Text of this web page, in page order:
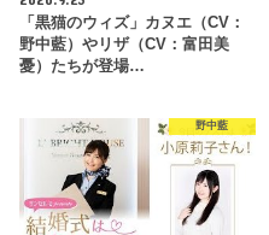
「黒猫のウィズ」カヌエ（CV：
野中藍）やリザ（CV：富田美
憂）たちが登場…
野中藍